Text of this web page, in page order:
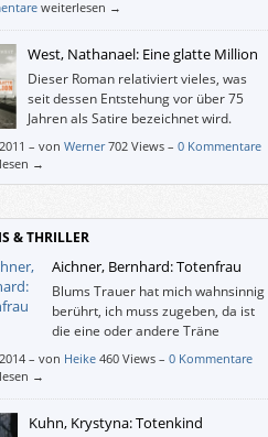
oder mit dem
zu tun hat, und ich habe nicht begriffen,
mir der Autor all das erzählt hat.
weiterlesen →
West, Nathanael: Eine glatte Million
Dieser Roman relativiert vieles, was
seit dessen Entstehung vor über 75
Jahren als Satire bezeichnet wird.
– von Werner 702 Views – 0 Kommentare
→
& THRILLER
Aichner, Bernhard: Totenfrau
Blums Trauer hat mich wahnsinnig
berührt, ich muss zugeben, da ist
die eine oder andere Träne
geflossen – und das bei einem
– von Heike 460 Views – 0 Kommentare
→
Kuhn, Krystyna: Totenkind